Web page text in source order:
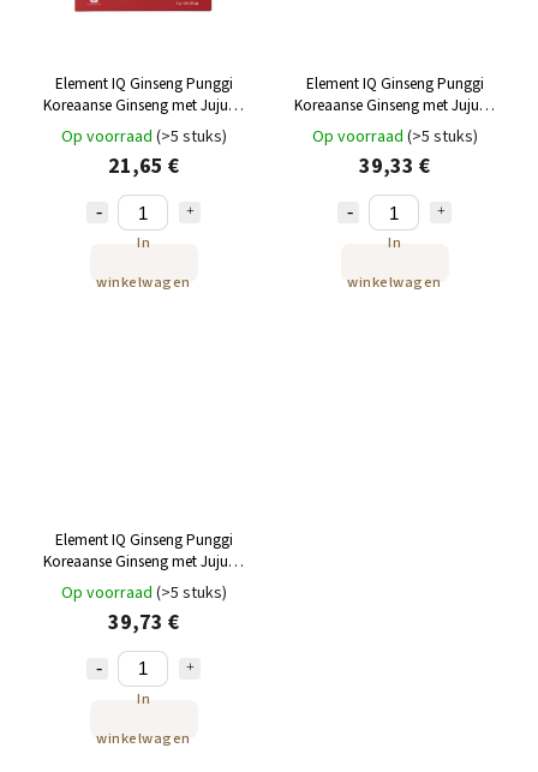
Element IQ Ginseng Punggi
Koreaanse Ginseng met Jujube
50 x 3 g
Op voorraad (>5 stuks)
21,65 €
In
winkelwagen
Element IQ Ginseng Punggi
Koreaanse Ginseng met Jujube
300 g
Op voorraad (>5 stuks)
39,33 €
In
winkelwagen
Element IQ Ginseng Punggi
Koreaanse Ginseng met Jujube
100 x 3 g
Op voorraad (>5 stuks)
39,73 €
In
winkelwagen